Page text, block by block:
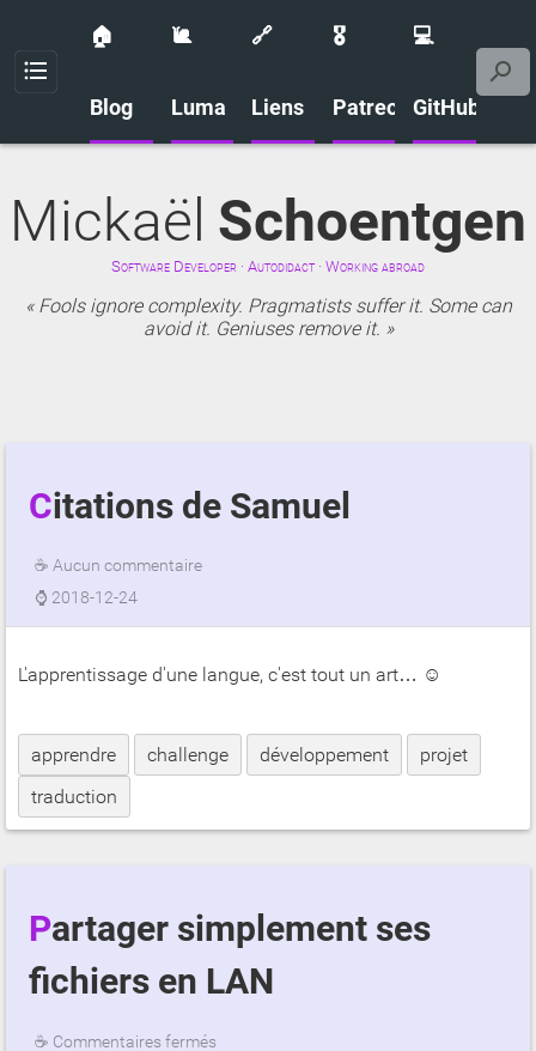
Menu
🏠
Blog
🐌
Luma
🔗
Liens
🎖️
Patreon
💻
GitHub
Mickaël Schoentgen
Software Developer · Autodidact · Working abroad
Fools ignore complexity. Pragmatists suffer it. Some can
avoid it. Geniuses remove it.
Citations de Samuel
☕ Aucun commentaire
⌚ 2018-12-24
L'apprentissage d'une langue, c'est tout un art… ☺
apprendre challenge développement
projet
traduction
Partager simplement ses
fichiers en LAN
☕ Commentaires fermés